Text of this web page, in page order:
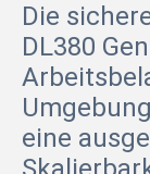
Die
DL380
eine